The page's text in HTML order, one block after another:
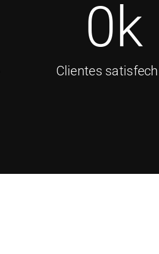
0k
Clientes